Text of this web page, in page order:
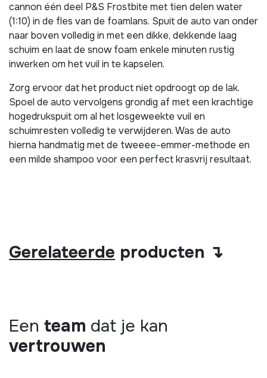
cannon één deel P&S Frostbite met tien delen water
(1:10) in de fles van de foamlans. Spuit de auto van onder
naar boven volledig in met een dikke, dekkende laag
schuim en laat de snow foam enkele minuten rustig
inwerken om het vuil in te kapselen.
Zorg ervoor dat het product niet opdroogt op de lak.
Spoel de auto vervolgens grondig af met een krachtige
hogedrukspuit om al het losgeweekte vuil en
schuimresten volledig te verwijderen. Was de auto
hierna handmatig met de tweeee-emmer-methode en
een milde shampoo voor een perfect krasvrij resultaat.
Gerelateerde producten ↴
Een team dat je kan
vertrouwen